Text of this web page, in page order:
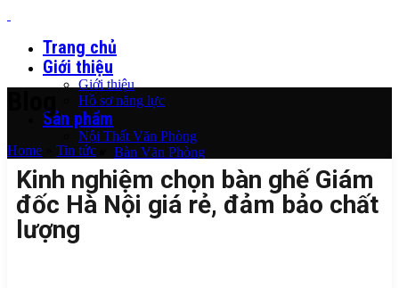
Trang chủ
Giới thiệu
Giới thiệu
Hồ sơ năng lực
Sản phẩm
Nội Thất Văn Phòng
Bàn Văn Phòng
Ghế Văn Phòng
Thiết Kế Văn Phòng
Ghế Phòng Chờ
Tủ Tài Liệu Văn Phòng
Blog
Home Tin tức
Kinh nghiệm chọn bàn ghế Giám
đốc Hà Nội giá rẻ, đảm bảo chất
lượng